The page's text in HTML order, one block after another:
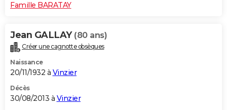
Famille BARATAY
Jean GALLAY (80 ans)
Créer une cagnotte obsèques
Naissance
20/11/1932 à Vinzier
Décès
30/08/2013 à Vinzier